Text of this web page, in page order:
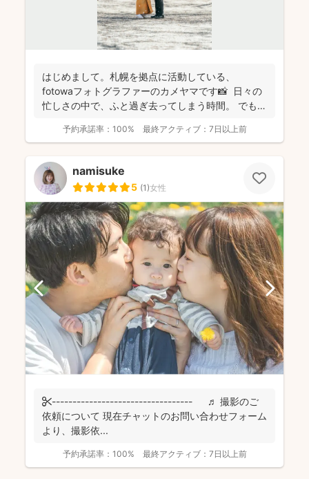
はじめまして。札幌を拠点に活動している、
fotowaフォトグラファーのカメヤマです📸 日々の
忙しさの中で、ふと過ぎ去ってしまう時間。 でもそ
予約承諾率： 100% 最終アクティブ： 7日以上前
namisuke
5 (1)女性
✄---------------------------------- ♬ 撮影のご
依頼について 現在チャットのお問い合わせフォーム
より、撮影依...
予約承諾率： 100% 最終アクティブ： 7日以上前